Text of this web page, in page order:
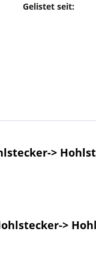
Gelistet seit:
>
>